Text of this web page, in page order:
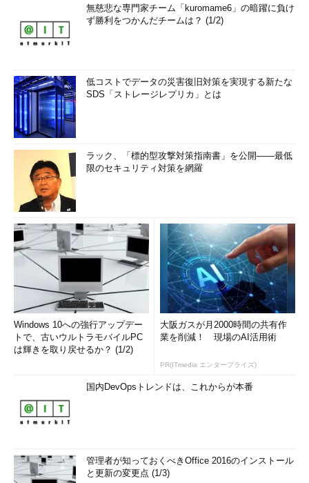
無慈悲な専門家チーム「kuromame6」の暗躍に負け
ず勝利をつかんだチームは？ (1/2)
低コストでデータの災害復旧対策を実現する新たな
SDS「ストレージレプリカ」とは
ラック、「標的型攻撃対策指南書」を公開――最低
限のセキュリティ対策を網羅
Windows 10への強行アップデー
トで、古いウルトラモバイルPC
は輝きを取り戻せるか？ (1/2)
大阪ガスが月2000時間の共有作
業を削減！ 現場のAI活用術
PR(ITmedia エンタープライズ)
国内DevOpsトレンドは、これからが本番
管理者が知っておくべきOffice 2016のインストール
と更新の変更点 (1/3)